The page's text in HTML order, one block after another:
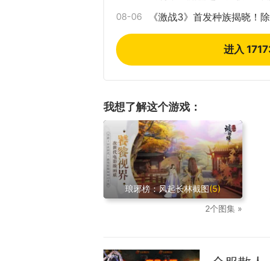
08-06 《激战3》首发种族揭晓！
进入
我想了解这个游戏：
琅琊榜：风起长林截图(5)
2个图集 »